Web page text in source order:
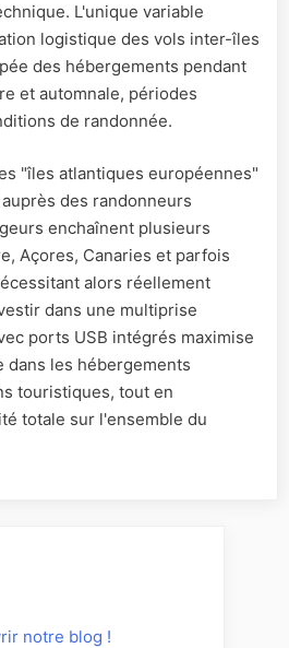
L'unique variable
logistique des vols inter-îles
des hébergements pendant
et automnale, périodes
de randonnée.
"îles atlantiques européennes"
des randonneurs
enchaînent plusieurs
Açores, Canaries et parfois
alors réellement
dans une multiprise
ports USB intégrés maximise
dans les hébergements
touristiques, tout en
totale sur l'ensemble du
notre blog !